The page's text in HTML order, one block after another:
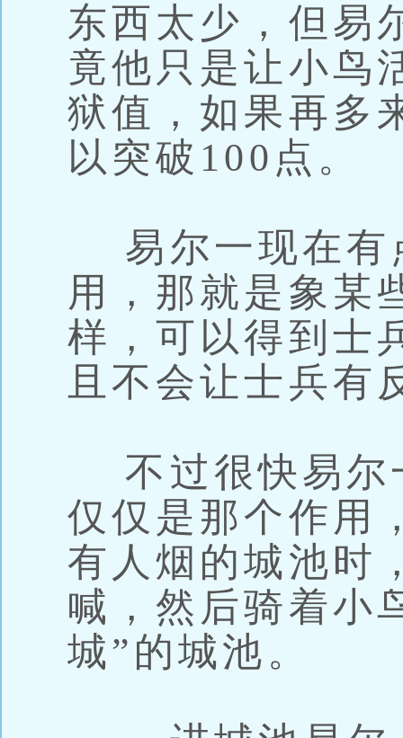
东西太少，但易
竟他只是让小鸟
狱值，如果再多
以突破100点。
易尔一现在有
用，那就是象某
样，可以得到士
且不会让士兵有
不过很快易尔
仅仅是那个作用
有人烟的城池时
喊，然后骑着小
城”的城池。